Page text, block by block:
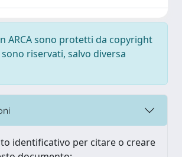
ARCA sono protetti da copyright
riservati, salvo diversa
identificativo per citare o creare